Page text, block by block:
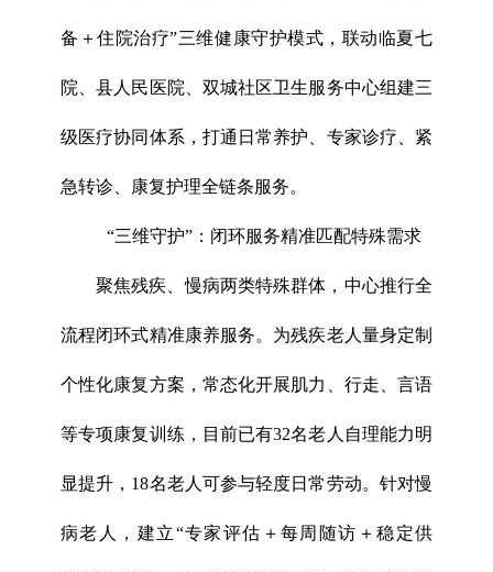
备＋住院治疗”三维健康守护模式，联动临夏七
院、县人民医院、双城社区卫生服务中心组建三
级医疗协同体系，打通日常养护、专家诊疗、紧
急转诊、康复护理全链条服务。
“三维守护”：闭环服务精准匹配特殊需求
聚焦残疾、慢病两类特殊群体，中心推行全
流程闭环式精准康养服务。为残疾老人量身定制
个性化康复方案，常态化开展肌力、行走、言语
等专项康复训练，目前已有32名老人自理能力明
显提升，18名老人可参与轻度日常劳动。针对慢
病老人，建立“专家评估＋每周随访＋稳定供